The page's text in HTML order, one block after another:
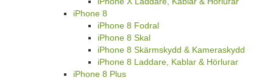
iPhone 8
iPhone 8 Fodral
iPhone 8 Skal
iPhone 8 Skärmskydd & Kameraskydd
iPhone 8 Laddare, Kablar & Hörlurar
iPhone 8 Plus